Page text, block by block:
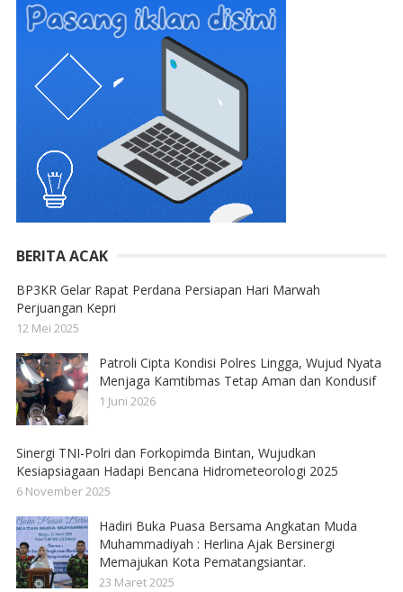
BERITA ACAK
BP3KR Gelar Rapat Perdana Persiapan Hari Marwah
Perjuangan Kepri
12 Mei 2025
Patroli Cipta Kondisi Polres Lingga, Wujud Nyata
Menjaga Kamtibmas Tetap Aman dan Kondusif
1 Juni 2026
Sinergi TNI-Polri dan Forkopimda Bintan, Wujudkan
Kesiapsiagaan Hadapi Bencana Hidrometeorologi 2025
6 November 2025
Hadiri Buka Puasa Bersama Angkatan Muda
Muhammadiyah : Herlina Ajak Bersinergi
Memajukan Kota Pematangsiantar.
23 Maret 2025